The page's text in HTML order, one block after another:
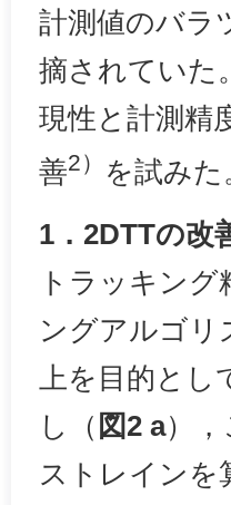
計測値のバラ
摘されていた
現性と計測精
善2） を試みた
1．2DTTの改
トラッキン
ングアルゴリ
上を目的と
し（ 図2 a）
ストレインを